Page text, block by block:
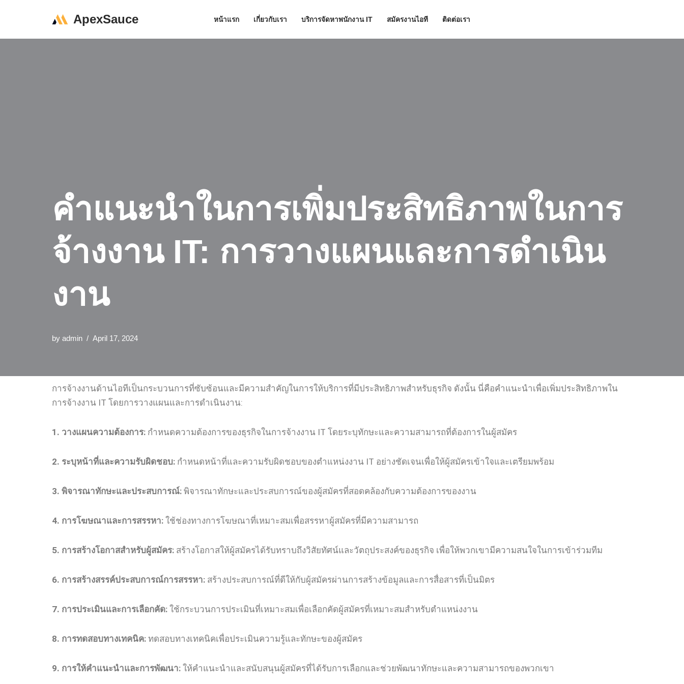
ApexSauce หน้าแรก เกี่ยวกับเรา บริการจัดหาพนักงาน IT สมัครงานไอที ติดต่อเรา
คำแนะนำในการเพิ่มประสิทธิภาพในการ
จ้างงาน IT: การวางแผนและการดำเนิน
งาน
by admin April 17, 2024
การจ้างงานด้านไอทีเป็นกระบวนการที่ซับซ้อนและมีความสำคัญในการให้บริการที่มีประสิทธิภาพสำหรับธุรกิจ ดังนั้น นี่คือคำแนะนำเพื่อเพิ่มประสิทธิภาพใน
การจ้างงาน IT โดยการวางแผนและการดำเนินงาน:
1. วางแผนความต้องการ: กำหนดความต้องการของธุรกิจในการจ้างงาน IT โดยระบุทักษะและความสามารถที่ต้องการในผู้สมัคร
2. ระบุหน้าที่และความรับผิดชอบ: กำหนดหน้าที่และความรับผิดชอบของตำแหน่งงาน IT อย่างชัดเจนเพื่อให้ผู้สมัครเข้าใจและเตรียมพร้อม
3. พิจารณาทักษะและประสบการณ์: พิจารณาทักษะและประสบการณ์ของผู้สมัครที่สอดคล้องกับความต้องการของงาน
4. การโฆษณาและการสรรหา: ใช้ช่องทางการโฆษณาที่เหมาะสมเพื่อสรรหาผู้สมัครที่มีความสามารถ
5. การสร้างโอกาสสำหรับผู้สมัคร: สร้างโอกาสให้ผู้สมัครได้รับทราบถึงวิสัยทัศน์และวัตถุประสงค์ของธุรกิจ เพื่อให้พวกเขามีความสนใจในการเข้าร่วมทีม
6. การสร้างสรรค์ประสบการณ์การสรรหา: สร้างประสบการณ์ที่ดีให้กับผู้สมัครผ่านการสร้างข้อมูลและการสื่อสารที่เป็นมิตร
7. การประเมินและการเลือกคัด: ใช้กระบวนการประเมินที่เหมาะสมเพื่อเลือกคัดผู้สมัครที่เหมาะสมสำหรับตำแหน่งงาน
8. การทดสอบทางเทคนิค: ทดสอบทางเทคนิคเพื่อประเมินความรู้และทักษะของผู้สมัคร
9. การให้คำแนะนำและการพัฒนา: ให้คำแนะนำและสนับสนุนผู้สมัครที่ได้รับการเลือกและช่วยพัฒนาทักษะและความสามารถของพวกเขา